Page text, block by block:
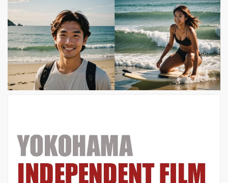
を撮らせたら右に出る者がいない大九
明子監督が結集した映画『甘いお酒で
うがい』が、4月10日（金）より、テ
アトル新宿、ヒューマントラストシネ
マ渋谷、シネ・リーブル池袋ほかにて
公開されます。 ★シソンヌじろうがネ